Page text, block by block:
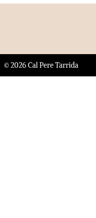
© 2026 Cal Pere Tarrida